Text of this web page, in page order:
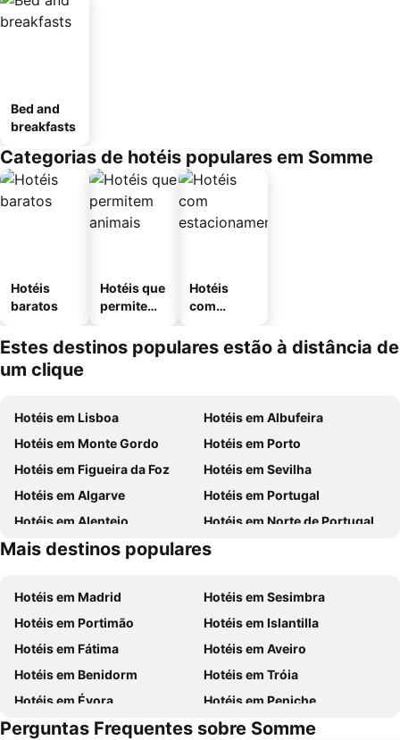
Bed and
breakfasts
Categorias de hotéis populares em Somme
Hotéis
baratos
Hotéis que
permitem
Hotéis
com
mento
Estes destinos populares estão à distância de
um clique
Hotéis em Lisboa
Hotéis em Albufeira
Hotéis em Monte Gordo
Hotéis em Porto
Hotéis em Figueira da Foz
Hotéis em Sevilha
Hotéis em Algarve
Hotéis em Portugal
Hotéis em Alentejo
Hotéis em Norte de Portugal
Hotéis em Madeira
Hotéis em Sul de Espanha
Mais destinos populares
Hotéis em Madrid
Hotéis em Sesimbra
Hotéis em Portimão
Hotéis em Islantilla
Hotéis em Fátima
Hotéis em Aveiro
Hotéis em Benidorm
Hotéis em Tróia
Hotéis em Évora
Hotéis em Peniche
Hotéis em Porto Santo
Hotéis em Barcelona
Perguntas Frequentes sobre Somme